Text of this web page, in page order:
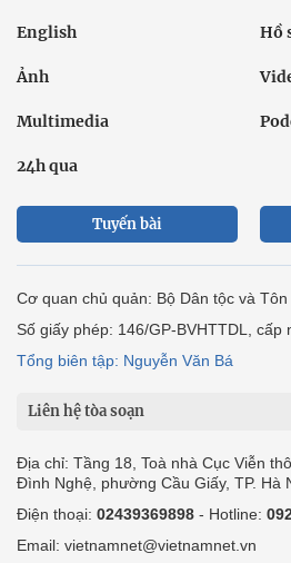
English Hồ
Ảnh
Multimedia
24h qua
Tuyến bài
Cơ quan chủ quản: Bộ Dân tộc và Tôn
Số giấy phép: 146/GP-BVHTTDL, cấp
Tổng biên tập: Nguyễn Văn Bá
Liên hệ tòa soạn
Địa chỉ: Tầng 18, Toà nhà Cục Viễn
Đình Nghệ, phường Cầu Giấy, TP. Hà
Điện thoại: 02439369898 - Hotline:
Email: vietnamnet@vietnamnet.vn